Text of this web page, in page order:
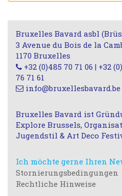
Bruxelles Bavard asbl
3 Avenue du Bois de la
1170 Bruxelles
+32 (0)485 70 71 06 | +32
76 71 61
info@bruxellesbavard.be
Bruxelles Bavard ist
Explore Brussels,
Jugendstil & Art Deco
Ich möchte gerne Ihren
Stornierungsbedingungen
Rechtliche Hinweise